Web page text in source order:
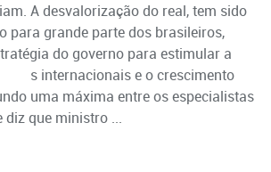
A desvalorização do real, tem sido
para grande parte dos brasileiros,
do governo para estimular a
s internacionais e o crescimento
uma máxima entre os especialistas
diz que ministro ...